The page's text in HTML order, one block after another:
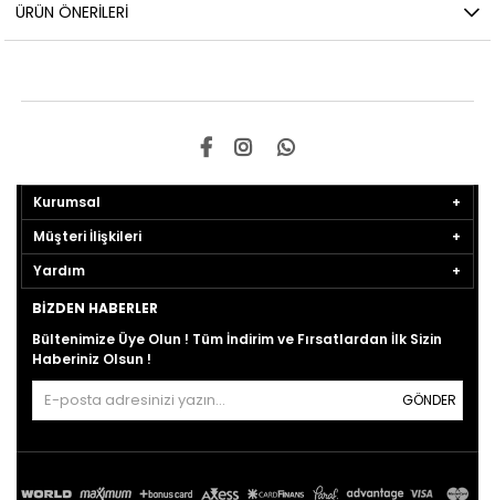
ÜRÜN ÖNERILERI
Kurumsal
Müşteri İlişkileri
Yardım
BIZDEN HABERLER
Bültenimize Üye Olun ! Tüm İndirim ve Fırsatlardan İlk Sizin
Haberiniz Olsun !
GÖNDER